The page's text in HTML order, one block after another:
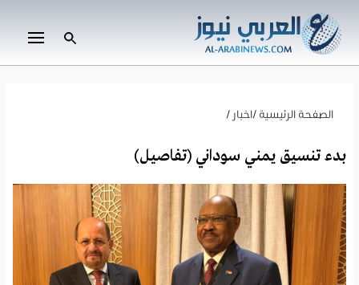
الصفحة الرئيسية /اخبار /
بدء تنسيق يمني سوداني (تفاصيل)